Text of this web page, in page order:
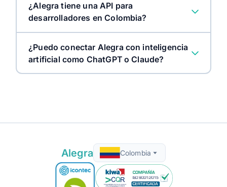
¿Alegra tiene una API para
desarrolladores en Colombia?
¿Puedo conectar Alegra con inteligencia
artificial como ChatGPT o Claude?
Alegra Colombia